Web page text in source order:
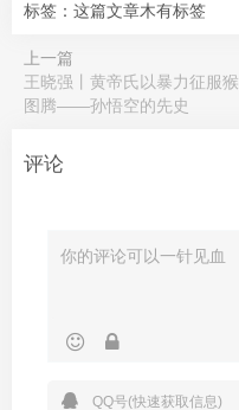
标签：这篇文章木有标签
上一篇
王晓强丨黄帝氏以暴力征服猴
图腾——孙悟空的先史
评论